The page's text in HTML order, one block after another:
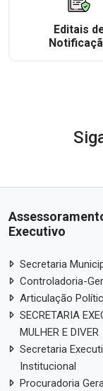
Editais
Executivo
Secretaria
Controladoria-
Articulação
SECRETARIA
MULHER E DIVER
Secretaria
Institucional
Procuradoria